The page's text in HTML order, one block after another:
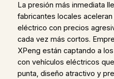
La presión más inmediata
fabricantes locales
eléctrico con precios
cada vez más cortos.
XPeng están captando a
con vehículos eléctricos
punta, diseño atractivo y